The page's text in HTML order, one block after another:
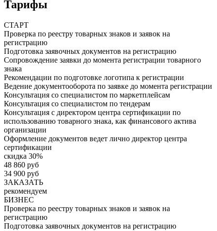
Тарифы
СТАРТ
Проверка по реестру товарных знаков и заявок на
регистрацию
Подготовка заявочных документов на регистрацию
Сопровождение заявки до момента регистрации товарного
знака
Рекомендации по подготовке логотипа к регистрации
Ведение документооборота по заявке до момента регистрации
Консультация со специалистом по маркетплейсам
Консультация со специалистом по тендерам
Консультация с директором центра сертификации по
использованию товарного знака, как финансового актива
организации
Оформление документов ведет лично директор центра
сертификации
скидка 30%
48 860 руб
34 900 руб
ЗАКАЗАТЬ
рекомендуем
БИЗНЕС
Проверка по реестру товарных знаков и заявок на
регистрацию
Подготовка заявочных документов на регистрацию